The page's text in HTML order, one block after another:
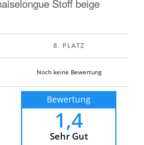
Stoff beige
Noch keine Bewertung
Bewertung
1,4
Sehr Gut